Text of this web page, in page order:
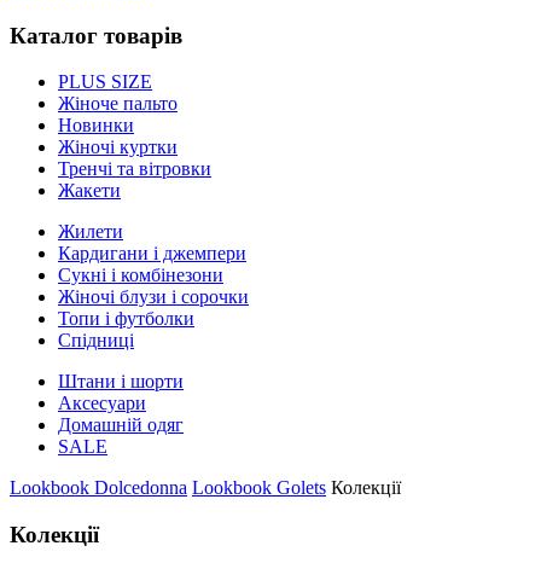
Каталог товарів
PLUS SIZE
Жіноче пальто
Новинки
Жіночі куртки
Тренчі та вітровки
Жакети
Жилети
Кардигани і джемпери
Сукні і комбінезони
Жіночі блузи і сорочки
Топи і футболки
Спідниці
Штани і шорти
Аксесуари
Домашній одяг
SALE
Lookbook Dolcedonna Lookbook Golets Колекції
Колекції